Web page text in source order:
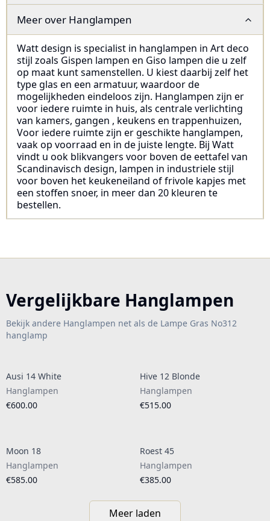
Meer over Hanglampen
Watt design is specialist in hanglampen in Art deco
stijl zoals Gispen lampen en Giso lampen die u zelf
op maat kunt samenstellen. U kiest daarbij zelf het
type glas en een armatuur, waardoor de
mogelijkheden eindeloos zijn. Hanglampen zijn er
voor iedere ruimte in huis, als centrale verlichting
van kamers, gangen , keukens en trappenhuizen,
Voor iedere ruimte zijn er geschikte hanglampen,
vaak op voorraad en in de juiste lengte. Bij Watt
vindt u ook blikvangers voor boven de eettafel van
Scandinavisch design, lampen in industriele stijl
voor boven het keukeneiland of frivole kapjes met
een stoffen snoer, in meer dan 20 kleuren te
bestellen.
Vergelijkbare Hanglampen
Bekijk andere Hanglampen net als de Lampe Gras No312
hanglamp
Ausi 14 White
Hanglampen
€600.00
Hive 12 Blonde
Hanglampen
€515.00
Moon 18
Hanglampen
€585.00
Roest 45
Hanglampen
€385.00
Meer laden